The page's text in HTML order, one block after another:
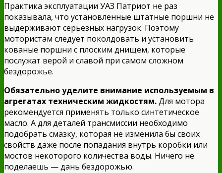
Практика эксплуатации УАЗ Патриот не раз
показывала, что установленные штатные поршни не
выдерживают серьезных нагрузок. Поэтому
мотористам следует поколдовать и установить
кованые поршни с плоским днищем, которые
послужат верой и славой при самом сложном
бездорожье.
Обязательно уделите внимание используемым в
агрегатах техническим жидкостям.Для мотора
рекомендуется применять только синтетическое
масло. А для деталей трансмиссии необходимо
подобрать смазку, которая не изменила бы своих
свойств даже после попадания внутрь коробки или
мостов некоторого количества воды. Ничего не
поделаешь — дань бездорожью.